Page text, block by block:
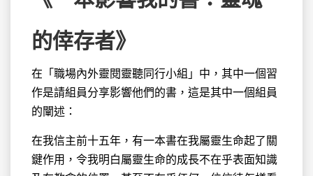
的倖存者》
在「職場內外靈閱靈聽同行小組」中，其中一個習
作是請組員分享影響他們的書，這是其中一個組員
的闡述：
在我信主前十五年，有一本書在我屬靈生命起了關
鍵作用，令我明白屬靈生命的成長不在乎表面知識